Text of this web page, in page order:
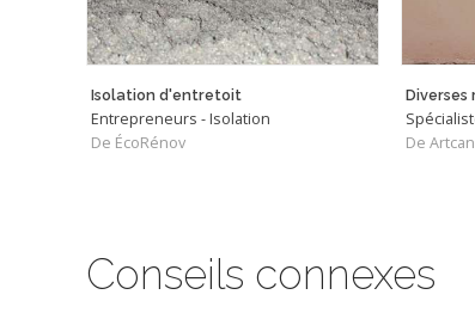
Isolation d'entretoit
Entrepreneurs - Isolation
De ÉcoRénov
De Artcan
Conseils connexes